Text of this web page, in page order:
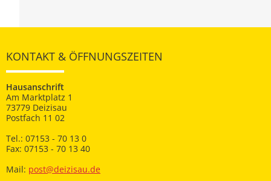
KONTAKT & ÖFFNUNGSZEITEN
Hausanschrift
Am Marktplatz 1
73779 Deizisau
Postfach 11 02
Tel.: 07153 - 70 13 0
Fax: 07153 - 70 13 40
Mail: post@deizisau.de